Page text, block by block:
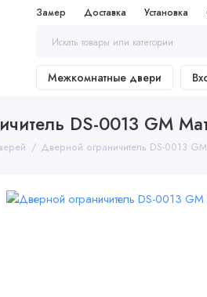
Замер Доставка Установка
Межкомнатные двери
DS-0013 GM
Дверной ограничитель DS-0013